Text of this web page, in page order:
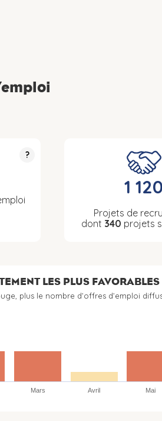
?
1 120
Projets de
dont 340 projets
LES PLUS FAVORABLES
plus le nombre d’offres d’emploi
Mars Avril Mai